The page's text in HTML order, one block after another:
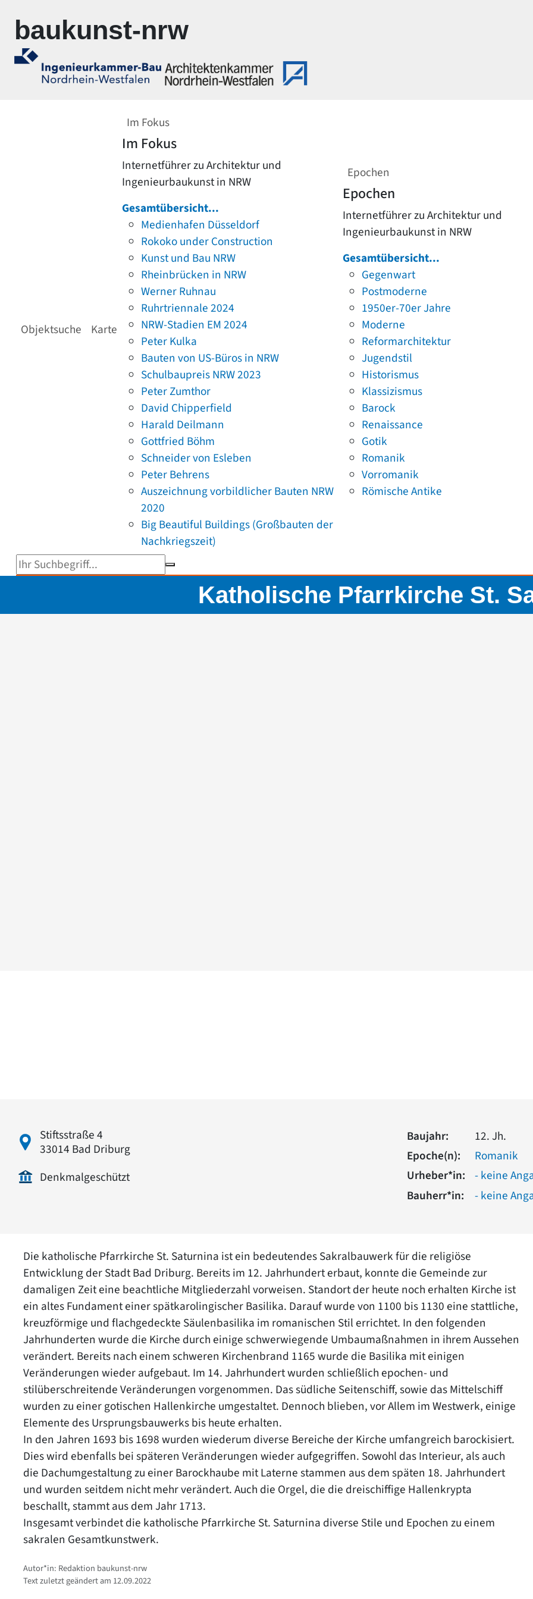
baukunst-nrw
Objektsuche Karte
Im Fokus
Im Fokus
Internetführer zu Architektur und
Ingenieurbaukunst in NRW
Gesamtübersicht...
Medienhafen Düsseldorf
Rokoko under Construction
Kunst und Bau NRW
Rheinbrücken in NRW
Werner Ruhnau
Ruhrtriennale 2024
NRW-Stadien EM 2024
Peter Kulka
Bauten von US-Büros in NRW
Schulbaupreis NRW 2023
Peter Zumthor
David Chipperfield
Harald Deilmann
Gottfried Böhm
Schneider von Esleben
Peter Behrens
Auszeichnung vorbildlicher Bauten NRW
2020
Big Beautiful Buildings (Großbauten der
Nachkriegszeit)
Epochen
Epochen
Internetführer zu Architektur und
Ingenieurbaukunst in NRW
Gesamtübersicht...
Gegenwart
Postmoderne
1950er-70er Jahre
Moderne
Reformarchitektur
Jugendstil
Historismus
Klassizismus
Barock
Renaissance
Gotik
Romanik
Vorromanik
Römische Antike
Suchbegriff eingeben
Katholische Pfarrkirche St.
Stiftsstraße 4
33014 Bad Driburg
Denkmalgeschützt
Baujahr:
12. Jh.
Epoche(n):
Romanik
Urheber*in:
- keine
Bauherr*in:
- keine
Die katholische Pfarrkirche St. Saturnina ist ein bedeutendes Sakralbauwerk für die religiöse
Entwicklung der Stadt Bad Driburg. Bereits im 12. Jahrhundert erbaut, konnte die Gemeinde zur
damaligen Zeit eine beachtliche Mitgliederzahl vorweisen. Standort der heute noch erhalten Kirche ist
ein altes Fundament einer spätkarolingischer Basilika. Darauf wurde von 1100 bis 1130 eine stattliche,
kreuzförmige und flachgedeckte Säulenbasilika im romanischen Stil errichtet. In den folgenden
Jahrhunderten wurde die Kirche durch einige schwerwiegende Umbaumaßnahmen in ihrem Aussehen
verändert. Bereits nach einem schweren Kirchenbrand 1165 wurde die Basilika mit einigen
Veränderungen wieder aufgebaut. Im 14. Jahrhundert wurden schließlich epochen- und
stilüberschreitende Veränderungen vorgenommen. Das südliche Seitenschiff, sowie das Mittelschiff
wurden zu einer gotischen Hallenkirche umgestaltet. Dennoch blieben, vor Allem im Westwerk, einige
Elemente des Ursprungsbauwerks bis heute erhalten.
In den Jahren 1693 bis 1698 wurden wiederum diverse Bereiche der Kirche umfangreich barockisiert.
Dies wird ebenfalls bei späteren Veränderungen wieder aufgegriffen. Sowohl das Interieur, als auch
die Dachumgestaltung zu einer Barockhaube mit Laterne stammen aus dem späten 18. Jahrhundert
und wurden seitdem nicht mehr verändert. Auch die Orgel, die die dreischiffige Hallenkrypta
beschallt, stammt aus dem Jahr 1713.
Insgesamt verbindet die katholische Pfarrkirche St. Saturnina diverse Stile und Epochen zu einem
sakralen Gesamtkunstwerk.
Autor*in: Redaktion baukunst-nrw
Text zuletzt geändert am 12.09.2022